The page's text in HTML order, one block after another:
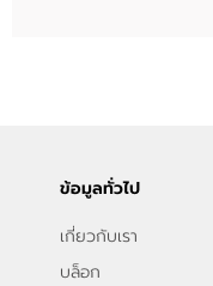
ข่าวสาร
ข้อมูลทั่วไป
เกี่ยวกับเรา
บล็อก